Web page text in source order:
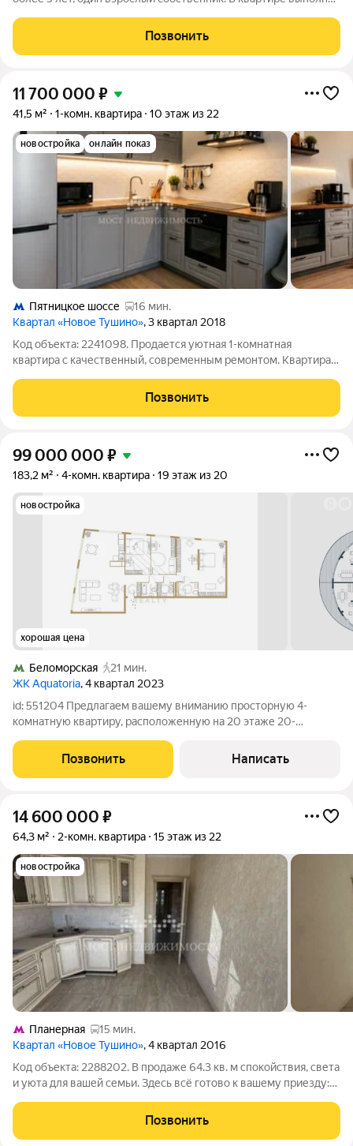
столешница, натуральный индийский гранит, стол на кухне
покрыт натуральным камнем, в
Позвонить
11 700 000 ₽
41,5 м² 1-комн. квартира 10 этаж из 22
новостройка онлайн показ
Пятницкое шоссе
16 мин.
Квартал «Новое Тушино», 3 квартал 2018
Код объекта: 2241098. Продается уютная 1-комнатная
квартира с качественный, современным ремонтом. Квартира
мебель на кухне: гарнитур IKEA. В спальне остается
вместительный шкаф. В отделке
Позвонить
99 000 000 ₽
183,2 м² 4-комн. квартира 19 этаж из 20
новостройка
хорошая цена
Беломорская
21 мин.
ЖК Aquatoria, 4 квартал 2023
id: 551204 Предлагаем вашему вниманию просторную 4-
комнатную квартиру, расположенную на 20 этаже 20-
тех, кто ценит комфорт и удобство. Квартира обладает общей
площадью 183.20 м и
Позвонить Написать
14 600 000 ₽
64,3 м² 2-комн. квартира 15 этаж из 22
новостройка
Планерная
15 мин.
Квартал «Новое Тушино», 4 квартал 2016
Код объекта: 2288202. В продаже 64.3 кв. м спокойствия, света
и уюта для вашей семьи. Здесь всё готово к вашему приезду:
стенами (никаких
Позвонить